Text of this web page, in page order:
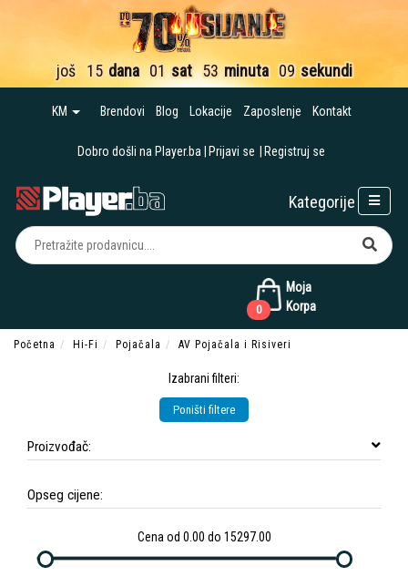
još 15 dana 01 sat 53 minuta 08 sekundi
KM Brendovi Blog Lokacije Zaposlenje Kontakt
Dobro došli na Player.ba Prijavi se Registruj se
Moja
Korpa
0
Kategorije
Početna Hi-Fi Pojačala AV Pojačala i Risiveri
Izabrani filteri:
Poništi filtere
Proizvođač:
Opseg cijene:
Cena od 0.00 do 15297.00